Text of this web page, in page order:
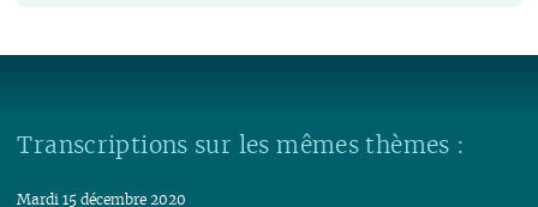
Transcriptions sur les mêmes thèmes :
Mardi 15 décembre 2020